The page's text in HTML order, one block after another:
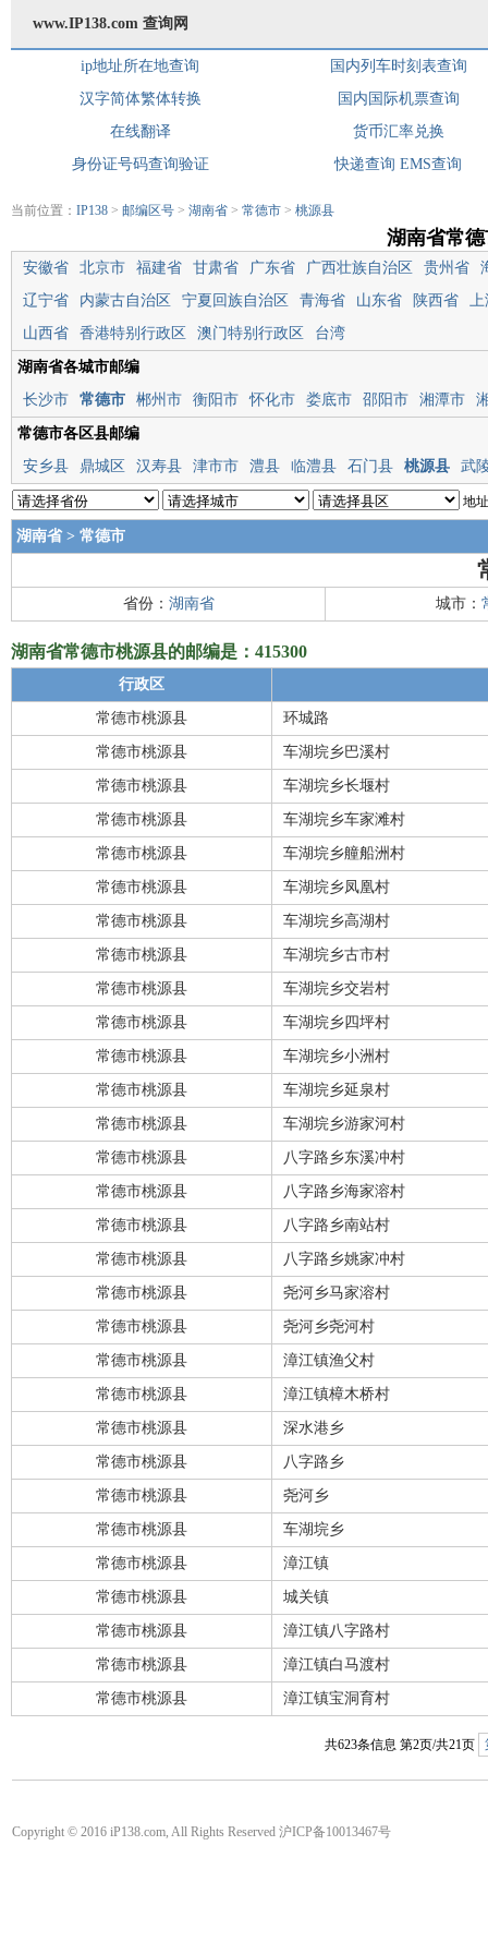
www.IP138.com 查询网
ip地址所在地查询
国内列车时刻表查询
汉字简体繁体转换
国内国际机票查询
在线翻译
货币汇率兑换
身份证号码查询验证
快递查询 EMS查询
当前位置： IP138 > 邮编区号 > 湖南省 > 常德市 > 桃源县
湖南省常
安徽省 北京市 福建省 甘肃省 广东省 广西壮族自治区 贵州省
辽宁省
内蒙古自治区 宁夏回族自治区 青海省 山东省 陕西省
上
山西省
香港特别行政区 澳门特别行政区 台湾
湖南省各城市邮编
长沙市
常德市 郴州市 衡阳市 怀化市 娄底市 邵阳市 湘潭市
常德市各区县邮编
安乡县
鼎城区 汉寿县 津市市 澧县 临澧县 石门县 桃源县 武
地
湖南省> 常德市
省份： 湖南省 城市：
湖南省常德市桃源县的邮编是：415300
行政区
常德市桃源县 环城路
常德市桃源县 车湖垸乡巴溪村
常德市桃源县 车湖垸乡长堰村
常德市桃源县 车湖垸乡车家滩村
常德市桃源县 车湖垸乡艟船洲村
常德市桃源县 车湖垸乡凤凰村
常德市桃源县 车湖垸乡高湖村
常德市桃源县 车湖垸乡古市村
常德市桃源县 车湖垸乡交岩村
常德市桃源县 车湖垸乡四坪村
常德市桃源县 车湖垸乡小洲村
常德市桃源县 车湖垸乡延泉村
常德市桃源县 车湖垸乡游家河村
常德市桃源县 八字路乡东溪冲村
常德市桃源县 八字路乡海家溶村
常德市桃源县 八字路乡南站村
常德市桃源县 八字路乡姚家冲村
常德市桃源县 尧河乡马家溶村
常德市桃源县 尧河乡尧河村
常德市桃源县 漳江镇渔父村
常德市桃源县 漳江镇樟木桥村
常德市桃源县 深水港乡
常德市桃源县 八字路乡
常德市桃源县 尧河乡
常德市桃源县 车湖垸乡
常德市桃源县 漳江镇
常德市桃源县 城关镇
常德市桃源县 漳江镇八字路村
常德市桃源县 漳江镇白马渡村
常德市桃源县 漳江镇宝洞育村
共623条信息 第2页/共21页
Copyright © 2016 iP138.com, All Rights Reserved 沪ICP备10013467号